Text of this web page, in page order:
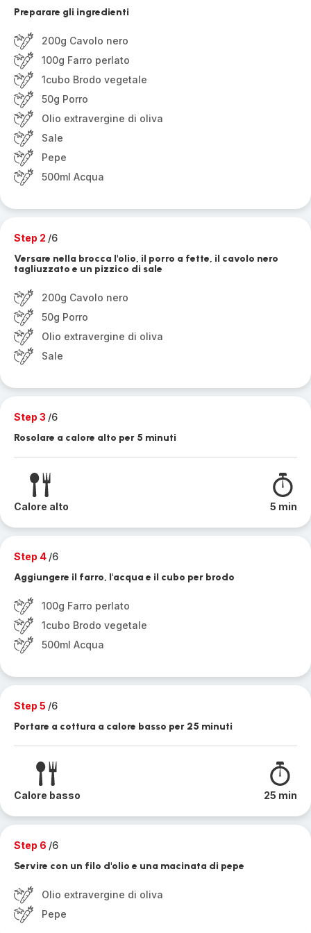
Preparare gli ingredienti
200g Cavolo nero
100g Farro perlato
1cubo Brodo vegetale
50g Porro
Olio extravergine di oliva
Sale
Pepe
500ml Acqua
Step 2 /6
Versare nella brocca l'olio, il porro a fette, il cavolo nero
tagliuzzato e un pizzico di sale
200g Cavolo nero
50g Porro
Olio extravergine di oliva
Sale
Step 3 /6
Rosolare a calore alto per 5 minuti
Calore alto 5 min
Step 4 /6
Aggiungere il farro, l'acqua e il cubo per brodo
100g Farro perlato
1cubo Brodo vegetale
500ml Acqua
Step 5 /6
Portare a cottura a calore basso per 25 minuti
Calore basso 25 min
Step 6 /6
Servire con un filo d'olio e una macinata di pepe
Olio extravergine di oliva
Pepe